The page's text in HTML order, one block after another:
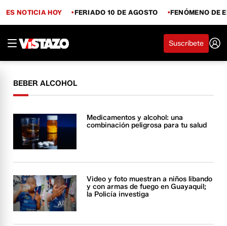
ES NOTICIA HOY FERIADO 10 DE AGOSTO FENÓMENO DE
Suscríbete
BEBER ALCOHOL
Medicamentos y alcohol: una
combinación peligrosa para tu salud
Video y foto muestran a niños libando
y con armas de fuego en Guayaquil;
la Policía investiga